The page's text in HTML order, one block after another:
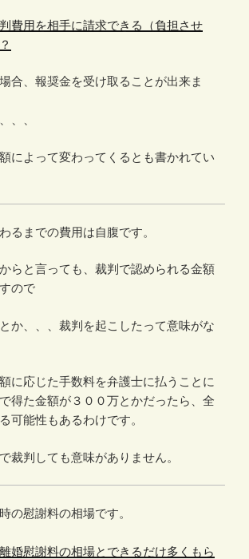
費用を相手に請求できる（負担させ
合、報奨金を受け取ることが出来ま
、、
によって変わってくるとも書かれてい
るまでの費用は自腹です。
らと言っても、裁判で認められる金額
ので
か、、、裁判を起こしたって意味がな
に応じた手数料を弁護士に払うことに
得た金額が３００万とかだったら、全
可能性もあるわけです。
裁判しても意味がありません。
の慰謝料の相場です。
婚慰謝料の相場とできるだけ多くもら